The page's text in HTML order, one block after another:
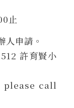
止
人申請。
許育賢小
call